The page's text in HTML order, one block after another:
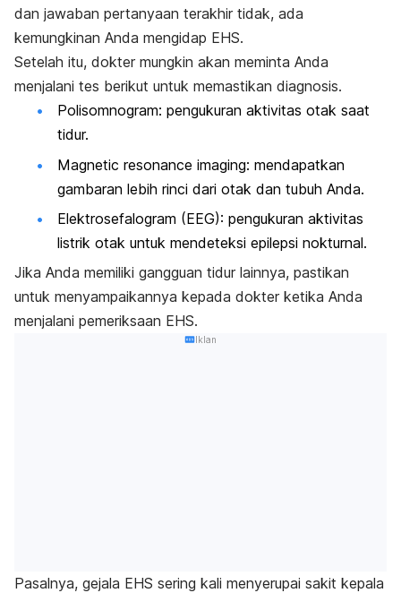
dan jawaban pertanyaan terakhir tidak, ada
kemungkinan Anda mengidap EHS.
Setelah itu, dokter mungkin akan meminta Anda
menjalani tes berikut untuk memastikan diagnosis.
Polisomnogram: pengukuran aktivitas otak saat
tidur.
Magnetic resonance imaging: mendapatkan
gambaran lebih rinci dari otak dan tubuh Anda.
Elektrosefalogram (EEG): pengukuran aktivitas
listrik otak untuk mendeteksi epilepsi nokturnal.
Jika Anda memiliki gangguan tidur lainnya, pastikan
untuk menyampaikannya kepada dokter ketika Anda
menjalani pemeriksaan EHS.
Iklan
Pasalnya, gejala EHS sering kali menyerupai sakit kepala